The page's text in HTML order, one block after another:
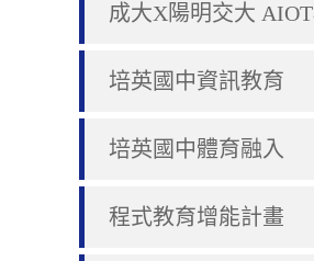
成大X陽明交大
培英國中資訊教育
培英國中體育融入
程式教育增能計畫